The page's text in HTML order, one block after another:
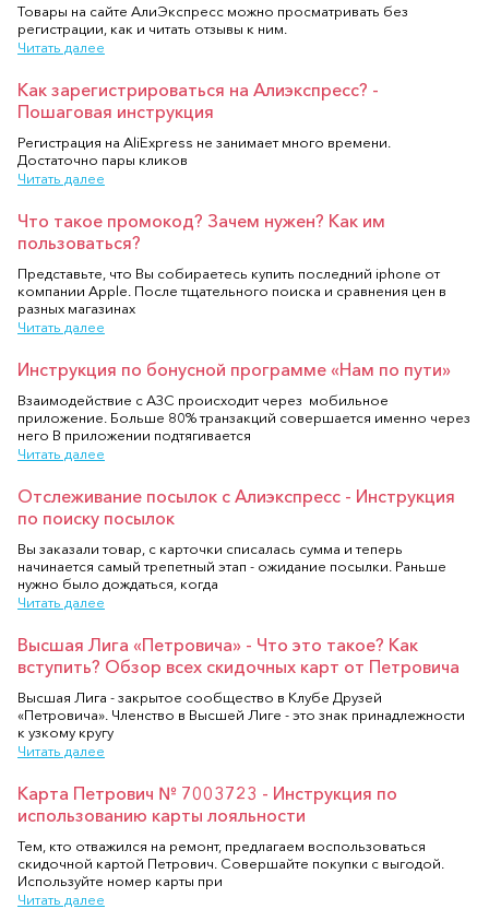
Товары на сайте АлиЭкспресс можно просматривать без
регистрации, как и читать отзывы к ним.
Читать далее
Как зарегистрироваться на Алиэкспресс? -
Пошаговая инструкция
Регистрация на AliExpress не занимает много времени.
Достаточно пары кликов
Читать далее
Что такое промокод? Зачем нужен? Как им
пользоваться?
Представьте, что Вы собираетесь купить последний iphone от
компании Apple. После тщательного поиска и сравнения цен в
разных магазинах
Читать далее
Инструкция по бонусной программе «Нам по пути»
Взаимодействие с АЗС происходит через мобильное
приложение. Больше 80% транзакций совершается именно через
него В приложении подтягивается
Читать далее
Отслеживание посылок с Алиэкспресс - Инструкция
по поиску посылок
Вы заказали товар, с карточки списалась сумма и теперь
начинается самый трепетный этап - ожидание посылки. Раньше
нужно было дождаться, когда
Читать далее
Высшая Лига «Петровича» - Что это такое? Как
вступить? Обзор всех скидочных карт от Петровича
Высшая Лига - закрытое сообщество в Клубе Друзей
«Петровича». Членство в Высшей Лиге - это знак принадлежности
к узкому кругу
Читать далее
Карта Петрович № 7003723 - Инструкция по
использованию карты лояльности
Тем, кто отважился на ремонт, предлагаем воспользоваться
скидочной картой Петрович. Совершайте покупки с выгодой.
Используйте номер карты при
Читать далее